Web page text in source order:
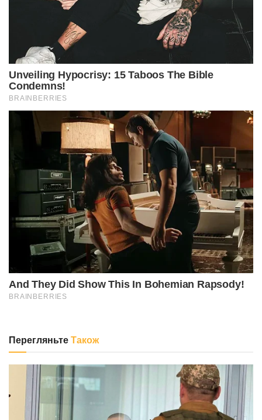
ПерегляньтеТакож